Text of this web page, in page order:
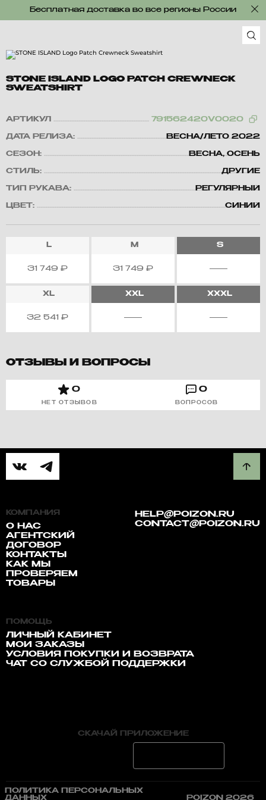
Бесплатная доставка во все регионы России
STONE ISLAND LOGO PATCH CREWNECK
SWEATSHIRT
АРТИКУЛ 791562420V0020
ДАТА РЕЛИЗА: ВЕСНА/ЛЕТО 2022
СЕЗОН: ВЕСНА, ОСЕНЬ
СТИЛЬ: ДРУГИЕ
ТИП РУКАВА: РЕГУЛЯРНЫЙ
ЦВЕТ: СИНИЙ
L
31 749 ₽
M
31 749 ₽
S
XL
32 541 ₽
XXL XXXL
ОТЗЫВЫ И ВОПРОСЫ
0
НЕТ ОТЗЫВОВ
0
ВОПРОСОВ
КОМПАНИЯ
О НАС
АГЕНТСКИЙ
ДОГОВОР
КОНТАКТЫ
КАК МЫ
ПРОВЕРЯЕМ
ТОВАРЫ
HELP@POIZON.RU
CONTACT@POIZON.RU
ПОМОЩЬ
ЛИЧНЫЙ КАБИНЕТ
МОИ ЗАКАЗЫ
УСЛОВИЯ ПОКУПКИ И ВОЗВРАТА
ЧАТ СО СЛУЖБОЙ ПОДДЕРЖКИ
СКАЧАЙ ПРИЛОЖЕНИЕ
ПОЛИТИКА ПЕРСОНАЛЬНЫХ
ДАННЫХ
POIZON 2026